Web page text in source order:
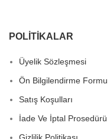
POLITIKALAR
Üyelik Sözleşmesi
Ön Bilgilendirme Formu
Satış Koşulları
İade Ve İptal Prosedürü